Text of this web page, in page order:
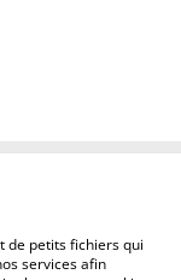
cookies
de petits fichiers qui
services afin